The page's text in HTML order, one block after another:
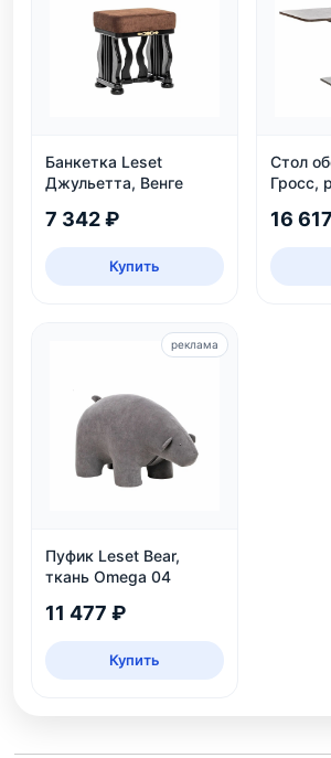
Банкетка Leset
Джульетта, Венге
7 342 ₽
Купить
Стол
Гросс,
персон
16
Пуфик Leset Bear,
ткань Omega 04
11 477 ₽
Купить
реклама